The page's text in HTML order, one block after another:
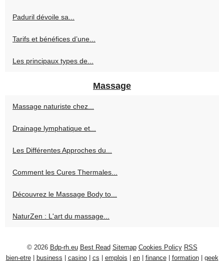
Paduril dévoile sa...
Tarifs et bénéfices d’une...
Les principaux types de...
Massage
Massage naturiste chez...
Drainage lymphatique et...
Les Différentes Approches du...
Comment les Cures Thermales...
Découvrez le Massage Body to...
NaturZen : L'art du massage...
© 2026 Bdp-rh.eu Best Read Sitemap Cookies Policy RSS
bien-etre| business casino| cs emplois en| finance| formation| geek